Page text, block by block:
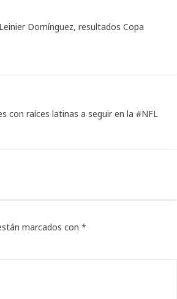
Leinier Domínguez, resultados Copa
con raíces latinas a seguir en la #NFL
marcados con *